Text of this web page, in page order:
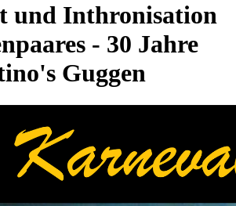
und Inthronisation
- 30 Jahre
Guggen